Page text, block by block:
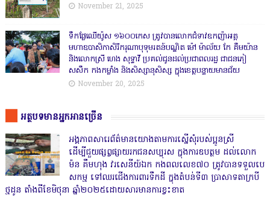
November 21, 2025
ទឹកផ្លែឈើយ៉ូស ១៦០០កេស ត្រូវបានលោកជំទាវឧកញ៉ាអគ្គ
មហាឧបាសិកាសិរីករុណាបុទុមរតន៍បណ្ឌិត ម៉ៅ ម៉ាល័យ កែ គឹមយ៉ាន
និងលោកស្រី ហេង សុទ្ធាវី ប្រគល់ជូនដល់ប្រជាពលរដ្ឋ ជាជនភៀ
សសឹក កងកម្លាំង និងសិស្សានុសិស្ស ក្នុងខេត្តបន្ទាយមានជ័យ
November 20, 2025
អត្ថបទមានអ្នកអានច្រើន
អង្គភាពសារេព័ត៌មានយោងតាមការស្នើសុំរបស់ប្អូនស្រី
ដើម្បីជួយផ្សព្វផ្សាយរកជនសប្បុរស ក្នុងការឧបត្ថម ដល់លោក
ម៉ន គឹមហុង វរសេនីយ៍ឯក កងពលលេខ៧០ ត្រូវបានទទួលបេ
សកម្ម ទៅឈរជើងការពារទឹកដី ក្នុងតំបន់ទី៣ ប្រាសាទតាក្របី
ថ្មដូន តាំងពីខែមិថុនា ឆ្នាំ២០២៥ដោយសារមានការខ្វះខាត